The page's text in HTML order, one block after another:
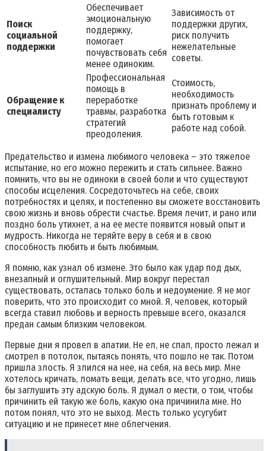
Поиск
социальной
поддержки
Обеспечивает
эмоциональную
поддержку‚
помогает
почувствовать себя
менее одиноким.
Зависимость от
поддержки других‚
риск получить
нежелательные
советы.
Обращение к
специалисту
Профессиональная
помощь в
переработке
травмы‚ разработка
стратегий
преодоления.
Стоимость‚
необходимость
признать проблему и
быть готовым к
работе над собой.
Предательство и измена любимого человека – это тяжелое
испытание‚ но его можно пережить и стать сильнее. Важно
помнить‚ что вы не одиноки в своей боли и что существуют
способы исцеления. Сосредоточьтесь на себе‚ своих
потребностях и целях‚ и постепенно вы сможете восстановить
свою жизнь и вновь обрести счастье. Время лечит‚ и рано или
поздно боль утихнет‚ а на ее месте появится новый опыт и
мудрость. Никогда не теряйте веру в себя и в свою
способность любить и быть любимым.
Я помню‚ как узнал об измене. Это было как удар под дых‚
внезапный и оглушительный. Мир вокруг перестал
существовать‚ осталась только боль и недоумение. Я не мог
поверить‚ что это происходит со мной. Я‚ человек‚ который
всегда ставил любовь и верность превыше всего‚ оказался
предан самым близким человеком.
Первые дни я провел в апатии. Не ел‚ не спал‚ просто лежал и
смотрел в потолок‚ пытаясь понять‚ что пошло не так. Потом
пришла злость. Я злился на нее‚ на себя‚ на весь мир. Мне
хотелось кричать‚ ломать вещи‚ делать все‚ что угодно‚ лишь
бы заглушить эту адскую боль. Я думал о мести‚ о том‚ чтобы
причинить ей такую же боль‚ какую она причинила мне. Но
потом понял‚ что это не выход. Месть только усугубит
ситуацию и не принесет мне облегчения.